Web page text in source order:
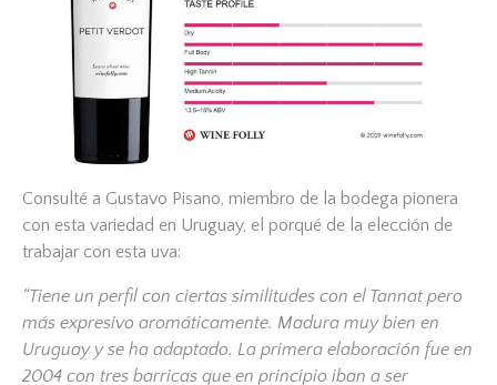
Consulté a Gustavo Pisano, miembro de la bodega pionera
con esta variedad en Uruguay, el porqué de la elección de
trabajar con esta uva:
“Tiene un perfil con ciertas similitudes con el Tannat pero
más expresivo aromáticamente. Madura muy bien en
Uruguay y se ha adaptado. La primera elaboración fue en
2004 con tres barricas que en principio iban a ser